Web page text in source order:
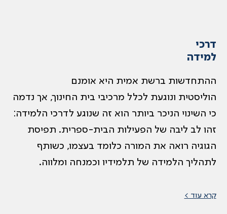
דרכי
למידה
ההתחדשות ברשת אמית היא אומנם
הוליסטית ונוגעת לכלל מרכיבי בית החינוך, אך נדמה
כי השינוי הניכר ביותר הוא זה שנוגע לדרכי הלמידה:
זהו לב ליבה של הפעילות הבית-ספרית. תפיסת
הגוגיה רואה את המורה כלומד בעצמו, כשותף
לתהליך הלמידה של תלמידיו וכמנחה ומלווה.
קרא עוד >